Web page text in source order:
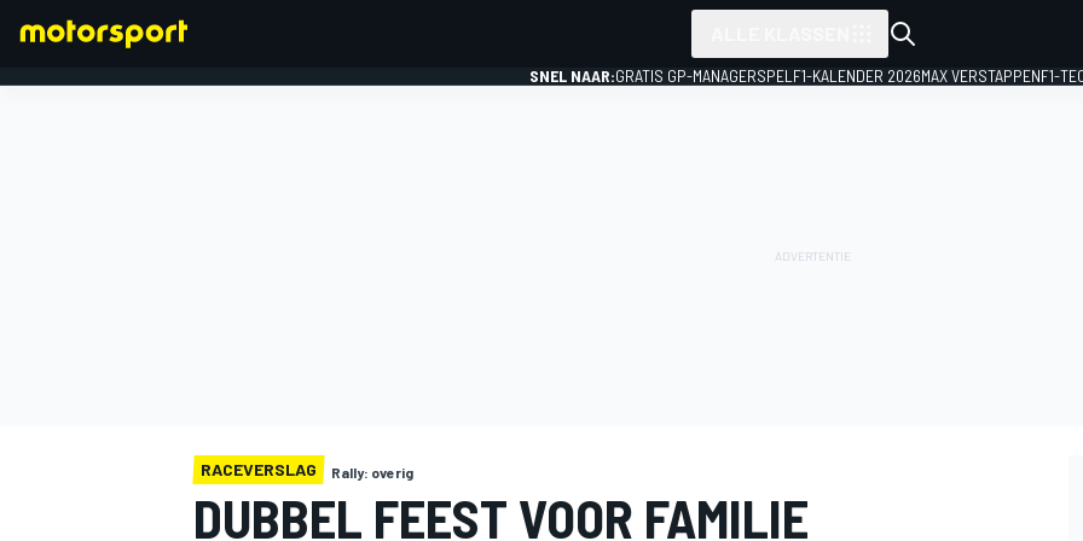
SNEL NAAR:GRATIS GP-MANAGERSPEL F1-KALENDER 2026MAX VERSTAPPENF1-
RACEVERSLAG Rally: overig
DUBBEL FEEST VOOR FAMILIE